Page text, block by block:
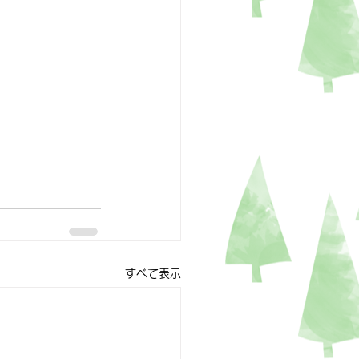
すべて表示